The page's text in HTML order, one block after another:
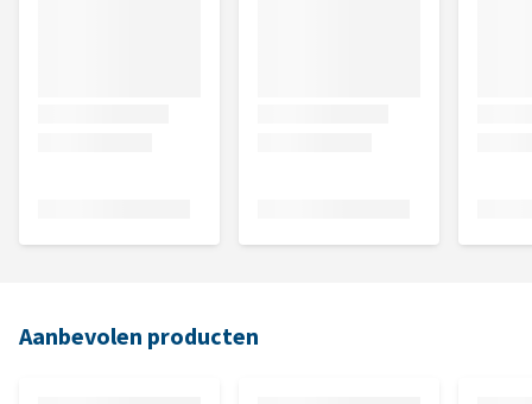
Aanbevolen producten